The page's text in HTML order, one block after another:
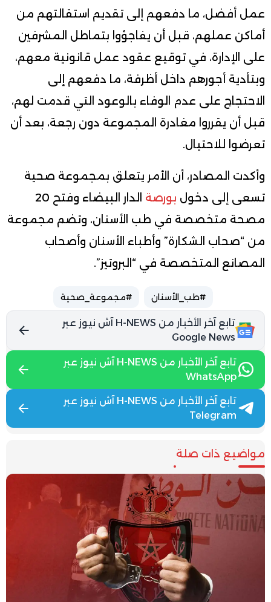
عمل أفضل، ما دفعهم إلى تقديم استقالتهم من
أماكن عملهم، قبل أن يفاجؤوا بتماطل المشرفين
على الإدارة، في توقيع عقود عمل قانونية معهم،
وبتأدية أجورهم داخل أظرفة، ما دفعهم إلى
الاحتجاج على عدم الوفاء بالوعود التي قدمت لهم،
قبل أن يقرروا مغادرة المجموعة دون رجعة، بعد أن
تعرضوا للاحتيال.
وأكدت المصادر، أن الأمر يتعلق بمجموعة صحية
تسعى إلى دخول بورصة
الدار البيضاء وفتح 20
مصحة متخصصة في طب الأسنان، وتضم مجموعة
من “صحاب الشكارة” وأطباء الأسنان وأصحاب
المصانع المتخصصة في “البروتيز”.
#طب_الأسنان #مجموعة_صحية
تابع آخر الأخبار من H-NEWS آش نيوز عبر
Google News
تابع آخر الأخبار من H-NEWS آش نيوز عبر
WhatsApp
تابع آخر الأخبار من H-NEWS آش نيوز عبر
Telegram
مواضيع ذات صلة